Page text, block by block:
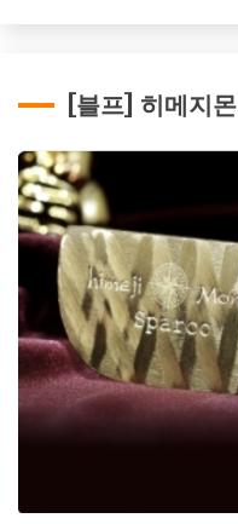
[블프] 히메지